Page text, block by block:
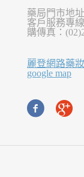
藥局門市地
客戶服務專
購傳真：
麗登網路藥
google map